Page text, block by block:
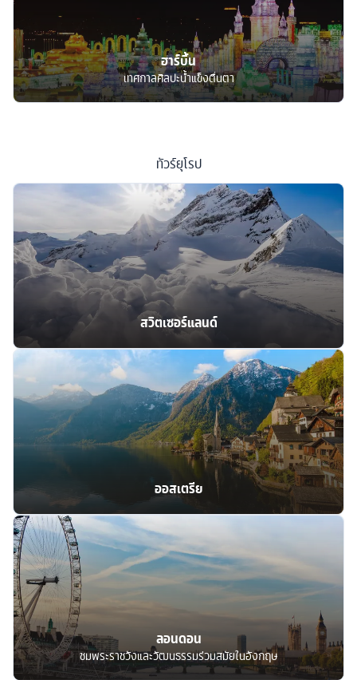
ฮาร์บิ้น
เทศกาลศิลปะน้ำแข็งตื่นตา
ทัวร์ยุโรป
สวิตเซอร์แลนด์
ออสเตรีย
ลอนดอน
ชมพระราชวังและวัฒนธรรมร่วมสมัยในอังกฤษ